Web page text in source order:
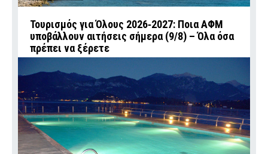
Τουρισμός για Όλους 2026‑2027: Ποια ΑΦΜ
υποβάλλουν αιτήσεις σήμερα (9/8) – Όλα όσα
πρέπει να ξέρετε